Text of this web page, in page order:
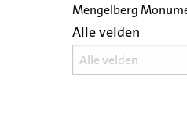
Mengelberg
Alle velden